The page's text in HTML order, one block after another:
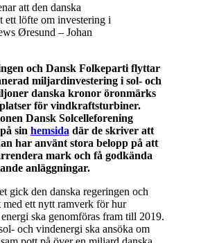
att den danska
ett löfte om investering i
Øresund – Johan
och Dansk Folkeparti flyttar
miljardinvestering i sol- och
danska kronor öronmärks
för vindkraftsturbiner.
Dansk Solcelleforening
sin hemsida där de skriver att
har använt stora belopp på att
mark och få godkända
anläggningar.
gick den danska regeringen och
ett nytt ramverk för hur
ska genomföras fram till 2019.
och vindenergi ska ansöka om